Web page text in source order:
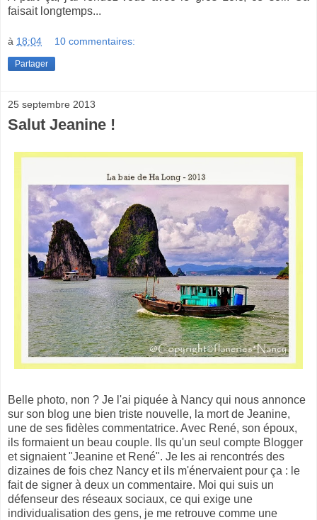
faisait longtemps...
à 18:04 10 commentaires:
Partager
25 septembre 2013
Salut Jeanine !
Belle photo, non ? Je l'ai piquée à Nancy qui nous annonce
sur son blog une bien triste nouvelle, la mort de Jeanine,
une de ses fidèles commentatrice. Avec René, son époux,
ils formaient un beau couple. Ils qu'un seul compte Blogger
et signaient "Jeanine et René". Je les ai rencontrés des
dizaines de fois chez Nancy et ils m'énervaient pour ça : le
fait de signer à deux un commentaire. Moi qui suis un
défenseur des réseaux sociaux, ce qui exige une
individualisation des gens, je me retrouve comme une